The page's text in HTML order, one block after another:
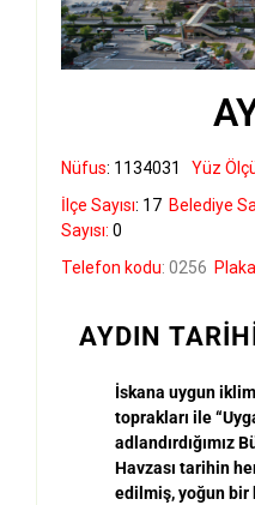
Nüfus: 1134031 Yüz
İlçe Sayısı: 17 Belediye
Sayısı: 0
Telefon kodu: 0256 Plaka
AYDIN
İskana uygun
toprakları ile“
adlandırdığımız B
Havzası tarihin
edilmiş, yoğun bir